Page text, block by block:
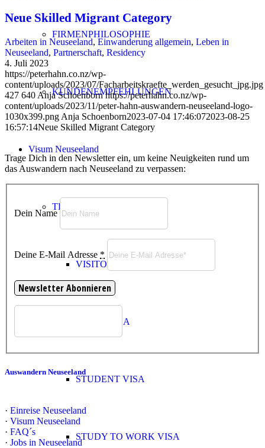
FIRMENPHILOSOPHIE
KUNDENEMPFEHLUNGEN
Visum Neuseeland
TEMPORARY VISA
VISITOR VISA
WORK VISA
STUDENT VISA
STUDY TO WORK VISA
Neue Skilled Migrant Category
Arbeiten in Neuseeland, Einwanderung allgemein, Leben in
Neuseeland, Partnerschaft, Residency
4. Juli 2023
https://peterhahn.co.nz/wp-
content/uploads/2023/07/Facharbeitskraefte_werden_gesucht_jpg.jpg
427 640 Anja Schoenborn https://peterhahn.co.nz/wp-
content/uploads/2023/11/peter-hahn-auswandern-neuseeland-logo-
1030x399.png Anja Schoenborn2023-07-04 17:46:072023-08-25
16:57:14Neue Skilled Migrant Category
Trage Dich in den Newsletter ein, um keine Neuigkeiten rund um
das Auswandern nach Neuseeland zu verpassen:
Dein Name
Deine E-Mail Adresse *
Auswandern Neuseeland
· Einreise Neuseeland
· Visum Neuseeland
· FAQ´s
· Jobs in Neuseeland